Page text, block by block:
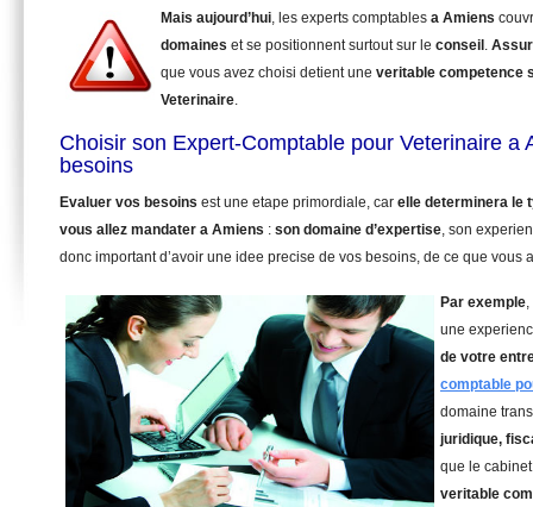
Mais aujourd’hui, les experts comptables a Amiens
domaines et se positionnent surtout sur le conseil .
que vous avez choisi detient une veritable competence
Veterinaire.
Choisir son Expert-Comptable pour Veterinaire a
besoins
Evaluer vos besoins est une etape primordiale, car elle determinera le
vous allez mandater a Amiens : son domaine d’expertise, son
donc important d’avoir une idee precise de vos besoins, de ce que vous
Par exemple
une
de votre
comptable
domaine
juridique,
que le
veritable